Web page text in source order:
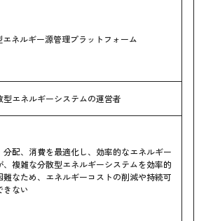
ネルギー源管理プラットフォーム
型エネルギーシステムの運営者
分配、消費を最適化し、効率的なエネルギー
複雑な分散型エネルギーシステムを効率的
難なため、エネルギーコストの削減や持続可
きない